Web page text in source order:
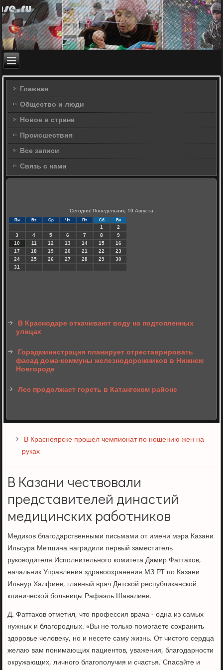
Главная
Общество и люди
Новое в стране
Происшествия
Все записи
Связь с нами
Сегодня: Понедельник, 10 Августа
Пн Вт Ср Чт Пт Сб Вс
1
2
3
4 5 6 7 8
9
10
11 12 13 14 15
16
17
18 19 20 21 22
23
24
25 26 27 28 29
30
31
В Краснодаре откачивают воду на подтопленных
улицах
Горадминистрация планирует отреставрировать
фасад дома-коммуны железнодорожников в Нижнем
Новгороде
Лес продолжает гореть в Катангском районе
В Красноярске прошел чемпионат по ношению жен на
руках
В Казани чествовали
представителей династий
медицинских работников
Медиков благодарственными письмами от имени мэра Казани
Ильсура Метшина наградили первый заместитель
руководителя Исполнительного комитета Дамир Фаттахов,
начальник Управления здравоохранения МЗ РТ по Казани
Ильнур Халфиев, главный врач Детской республиканской
клинической больницы Рафаэль Шавалиев.
Д. Фаттахов отметил, что профессия врача - одна из самых
нужных и благородных. «Вы не только помогаете сохранить
здоровье человеку, но и несете саму жизнь. От чистого сердца
желаю вам понимающих пациентов, уважения, благодарности
окружающих, личного благополучия и счастья. Спасайте и